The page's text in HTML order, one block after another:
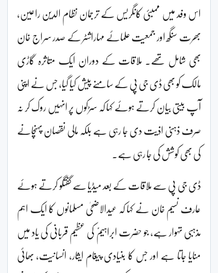
اس وفد میں ممبئی کانگریس کے ترجمان نظام الدین راعین،
بھرت سنگھ اور جمعیت علمائے مہاراشٹر کے صدر سراج خان
بھی شامل تھے۔ ملاقات کے دوران ایک متاثرہ گاڑی
مالک کو بھی ڈی جی پی کے سامنے پیش کیا گیا، جس نے اپنی
آپ بیتی بیان کرتے ہوئے کہا کہ سڑکوں پر انہیں روک کر نہ
صرف ذہنی اذیت دی جا رہی ہے بلکہ مالی نقصان پہنچانے
کی بھی کوشش کی جا رہی ہے۔
ڈی جی پی سے ملاقات کے بعد میڈیا سے گفتگو کرتے ہوئے
عارف نسیم خان نے کہا کہ عیدالاضحیٰ مسلمانوں کا ایک اہم
مذہبی تہوار ہے، جو حضرت ابراہیمؑ کی عظیم قربانی کی یاد میں
منایا جاتا ہے اور جس کا بنیادی پیغام ایثار، انسانیت، بھائی